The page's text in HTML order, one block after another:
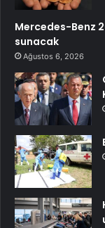
Mercedes-Benz
sunacak
Ağustos 6, 2026